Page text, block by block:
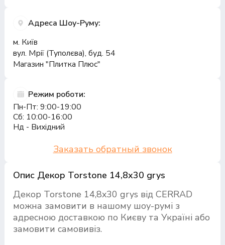
Опис Декор Torstone 14,8x30 grys
Декор Torstone 14,8x30 grys від CERRAD
можна замовити в нашому шоу-румі з
адресною доставкою по Києву та Україні або
замовити самовивіз.
Адреса Шоу-Руму:
м. Київ
вул. Мрії (Туполєва), буд. 54
Магазин "Плитка Плюс"
Режим роботи:
Пн-Пт: 9:00-19:00
Сб: 10:00-16:00
Нд - Вихідний
Заказать обратный звонок